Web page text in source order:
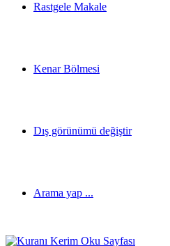
Rastgele Makale
Kenar Bölmesi
Dış görünümü değiştir
Arama yap ...